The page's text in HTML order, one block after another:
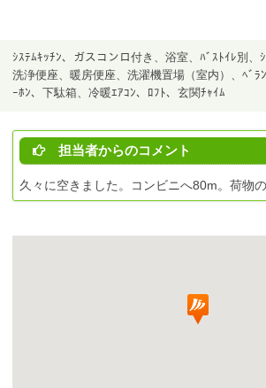
ｼｽﾃﾑｷｯﾁﾝ、ガスコンロ付き、浴室、ﾊﾞｽﾄｲﾚ別、
洗浄便座、暖房便座、洗濯機置場（室内）、ﾍﾞﾗ
ｰﾎﾝ、下駄箱、冷暖ｴｱｺﾝ、ﾛﾌﾄ、玄関ﾁｬｲﾑ
担当者からのコメント
久々に空きました。コンビニへ80m。荷物